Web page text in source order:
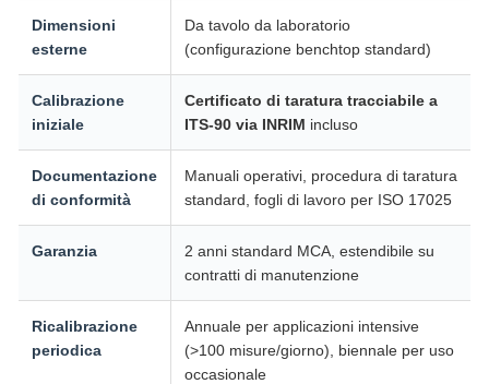
Dimensioni
esterne
Da tavolo da laboratorio
(configurazione benchtop standard)
Calibrazione
iniziale
Certificato di taratura tracciabile a
ITS-90 via INRIM incluso
Documentazione
di conformità
Manuali operativi, procedura di taratura
standard, fogli di lavoro per ISO 17025
Garanzia
2 anni standard MCA, estendibile su
contratti di manutenzione
Ricalibrazione
periodica
Annuale per applicazioni intensive
(>100 misure/giorno), biennale per uso
occasionale